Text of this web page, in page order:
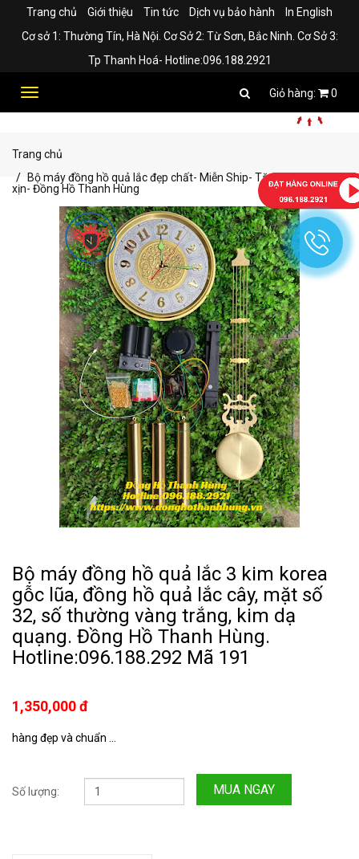
Trang chủ Giới thiệu Tin tức Dịch vụ bảo hành
In English
Cơ sở 1: Thường Tín, Hà Nội. Cơ Sở 2: Từ Sơn, Bắc Ninh. Cơ Sở 3:
Tp Thanh Hoá- Hotline:096.188.2921
Toggle
0
Trang chủ
Bộ máy đồng hồ quả lắc đẹp chất- Miễn Ship- Tặng kèm pin
xịn- Đồng Hồ Thanh Hùng
Bộ máy đồng hồ quả lắc 3 kim korea
gỗc lũa, đồng hồ quả lắc cây, mặt số
32, số thường vàng trắng, kim dạ
quạng. Đồng Hồ Thanh Hùng.
Hotline:096.188.292 Mã 191
1,350,000 đ
hàng đẹp và chuẩn ...
Số lượng: MUA NGAY